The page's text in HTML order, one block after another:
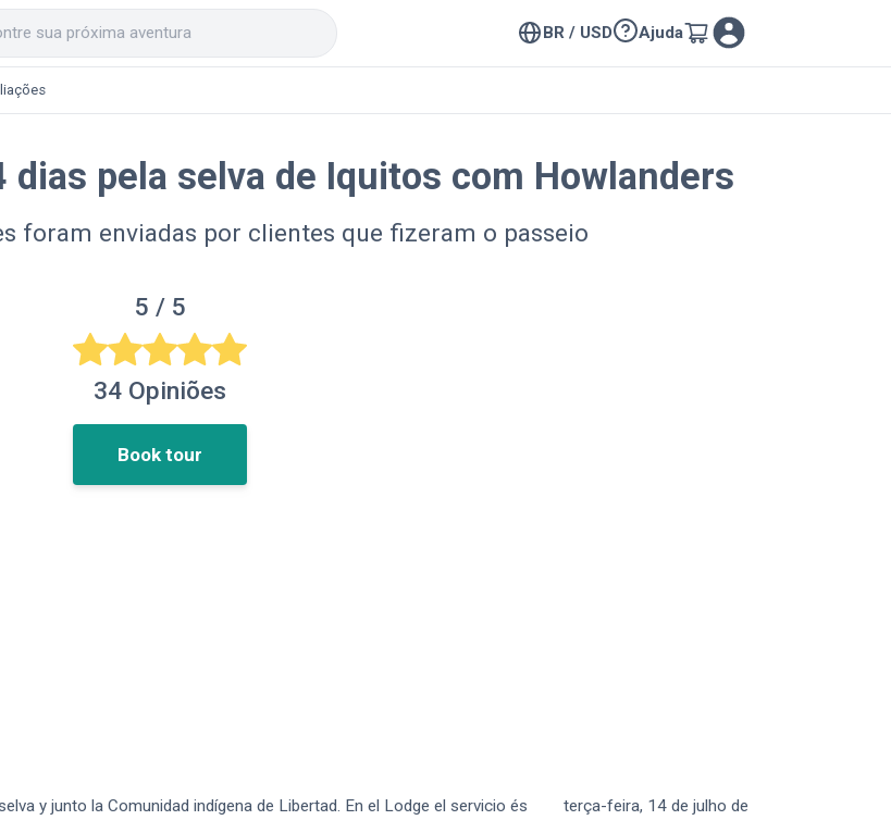
BR / USD Ajuda
dias pela selva de Iquitos com Howlanders
foram enviadas por clientes que fizeram o passeio
5 / 5
34 Opiniões
Book tour
y junto la Comunidad indígena de Libertad. En el Lodge el servicio és
terça-feira, 14 de julho de